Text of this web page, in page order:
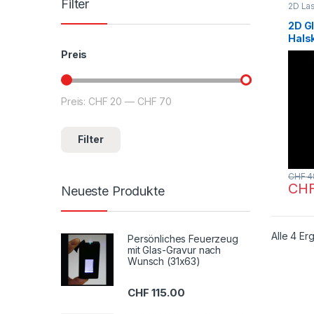
2D
2D
Foto
CHF
Alle 4
Filter
Preis
Min. Preis
Max. Preis
Filter
Preis: CHF 20 — CHF 70
Neueste Produkte
Persönliches Feuerzeug
mit Glas-Gravur nach
Wunsch (31x63)
CHF 115.00